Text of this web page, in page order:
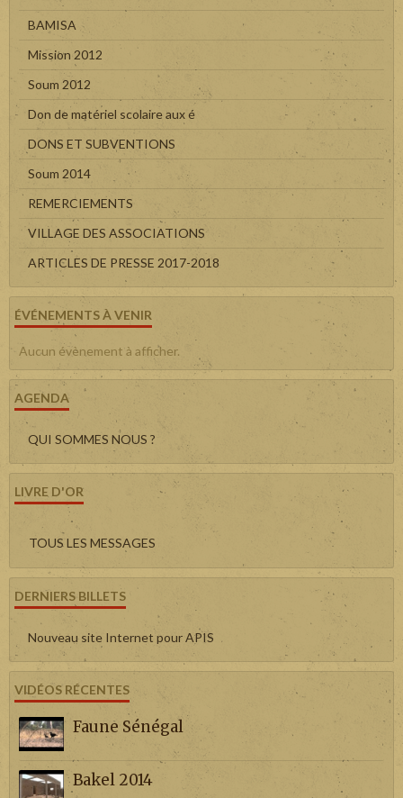
BAMISA
Mission 2012
Soum 2012
Don de matériel scolaire aux é
DONS ET SUBVENTIONS
Soum 2014
REMERCIEMENTS
VILLAGE DES ASSOCIATIONS
ARTICLES DE PRESSE 2017-2018
ÉVÉNEMENTS À VENIR
Aucun évènement à afficher.
AGENDA
QUI SOMMES NOUS ?
LIVRE D'OR
TOUS LES MESSAGES
DERNIERS BILLETS
Nouveau site Internet pour APIS
VIDÉOS RÉCENTES
Faune Sénégal
Bakel 2014